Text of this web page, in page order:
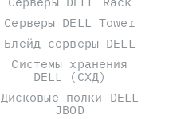
Серверы DELL Tower
Блейд серверы DELL
Системы хранения
DELL (СХД)
Дисковые полки DELL
JBOD